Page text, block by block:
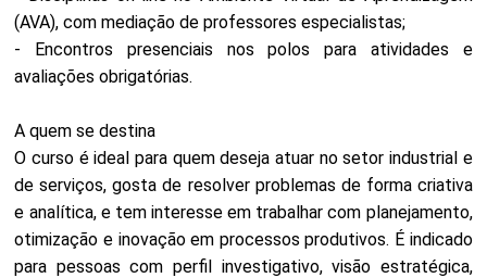
(AVA), com mediação de professores especialistas;
- Encontros presenciais nos polos para atividades e
avaliações obrigatórias.
A quem se destina
O curso é ideal para quem deseja atuar no setor industrial e
de serviços, gosta de resolver problemas de forma criativa
e analítica, e tem interesse em trabalhar com planejamento,
otimização e inovação em processos produtivos. É indicado
para pessoas com perfil investigativo, visão estratégica,